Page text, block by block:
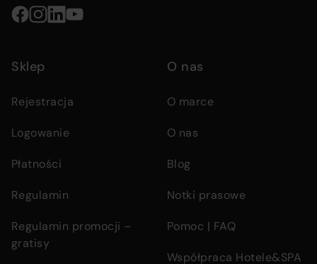
details
Social
media
links
Sklep
Rejestracja
Logowanie
Płatności
Regulamin
Regulamin promocji –
gratisy
O nas
O marce
O nas
Blog
Notki prasowe
Pomoc | FAQ
Współpraca Hotele&SPA